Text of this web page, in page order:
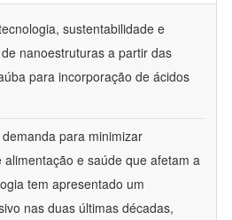
sustentabilidade e
nanoestruturas a partir das
para incorporação de ácidos
para minimizar
e saúde que afetam a
tem apresentado um
nas duas últimas décadas,